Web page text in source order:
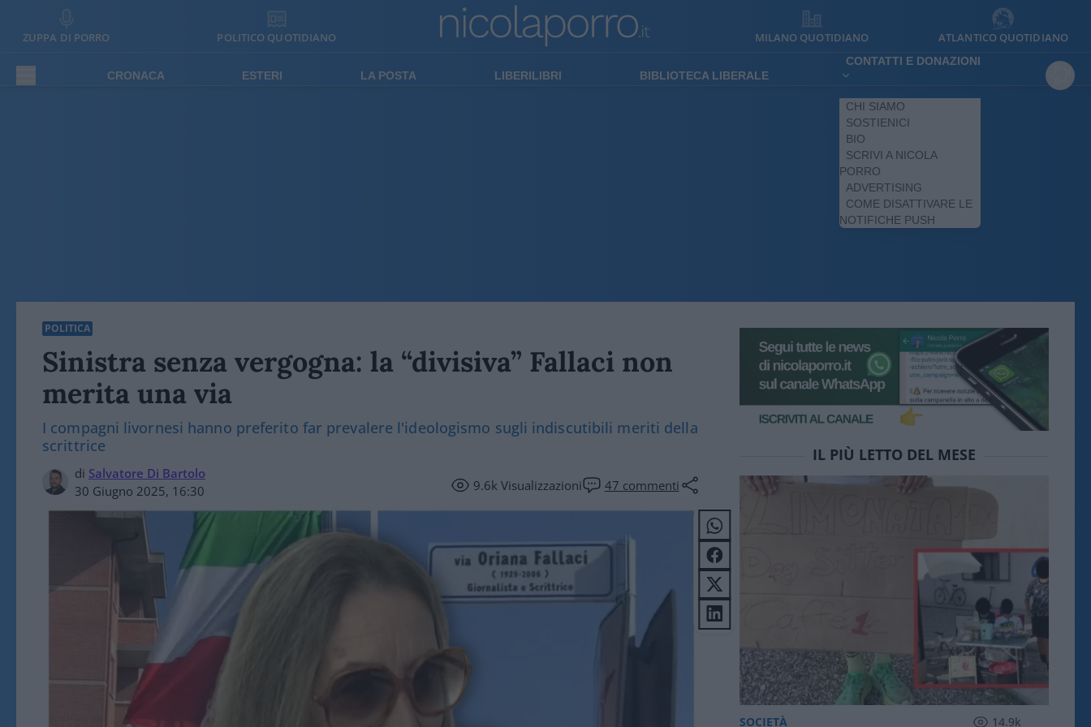
ZUPPA DI PORRO POLITICO QUOTIDIANO MILANO QUOTIDIANO ATLANTICO QUOTIDIANO
CRONACA ESTERI LA POSTA LIBERILIBRI BIBLIOTECA LIBERALE
CONTATTI E DONAZIONI
CHI SIAMO
SOSTIENICI
BIO
SCRIVI A NICOLA
PORRO
ADVERTISING
COME DISATTIVARE LE
NOTIFICHE PUSH
POLITICA
Sinistra senza vergogna: la “divisiva” Fallaci non
merita una via
I compagni livornesi hanno preferito far prevalere l'ideologismo sugli indiscutibili meriti della
scrittrice
di Salvatore Di Bartolo
30 Giugno 2025, 16:30
9.6kVisualizzazioni 47 commenti
IL PIÙ LETTO DEL MESE
SOCIETÀ 14.9k